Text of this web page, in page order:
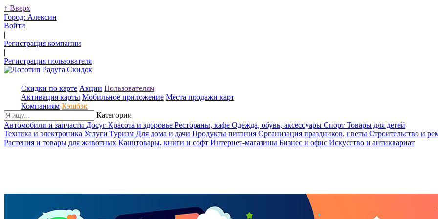
↑ Вверх
Город: Алексин
Войти
|
Регистрация компании
|
Регистрация пользователя
Скидки по карте Акции Пользователям
Активация карты Мобильное приложение Места продажи карт
Компаниям Кэшбэк
Категории
Автомобили и запчасти Досуг Красота и здоровье Рестораны, кафе Одежда, обувь, аксессуары Спорт Товары для детей
Техника и электроника Услуги Туризм Для дома и дачи Продукты питания Организация праздников, цветы Строительство и
Растения и товары для животных Канцтовары, книги и софт Интернет-магазины Бизнес и офис Искусство и антиквариат